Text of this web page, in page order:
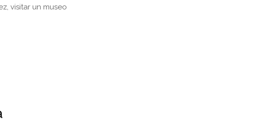
visitar un museo